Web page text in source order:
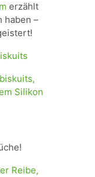
erzählt
haben –
Silikon
Reibe,